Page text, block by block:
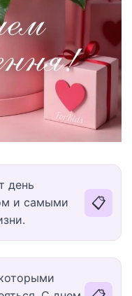
день
и самыми
📋